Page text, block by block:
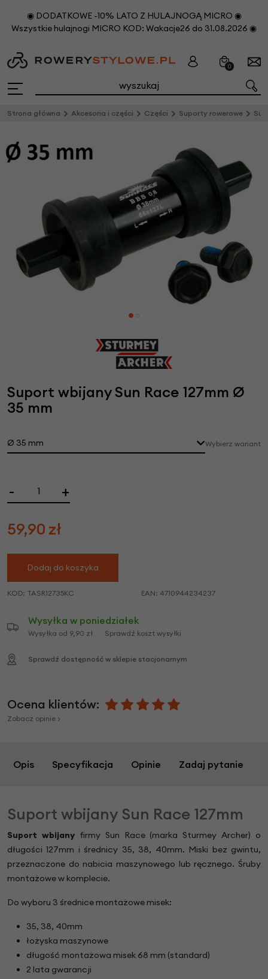
◉ DODATKOWE -10% LATO Z HULAJNOGĄ MICRO ◉
Wszystkie hulajnogi MICRO KOD: Wakacje26 do 31.08.2026 ◉
0
Strona główna Akcesoria i części Części Suporty rowerowe
Suport wbijany Sun Race 127mm Ø
35 mm
Ø 35 mm Wybierz wariant
- +
59,90 zł
Dodaj do koszyka
KOD: TASR12735KC EAN: 4710944234237
Wysyłka w poniedziałek
Wysyłka od 9,90 zł Sprawdź koszt wysyłki
Sprawdź dostępność w sklepie stacjonarnym
Ocena klientów:
Zobacz opinie >
Opis Specyfikacja Opinie Zadaj pytanie
Suport wbijany Sun Race 127mm
Suport wbijanyfirmy Sun Race (marka Sturmey Archer) o
długości 127mm i średnicy 35, 38, 40mm. Miski bez gwintu,
przeznaczone do nabicia maszynowego lub ręcznego. Śruby
montażowe w komplecie.
Do wyboru 3 średnice montażowe misek:
35, 38, 40mm
łożyska maszynowe
długość montażowa misek 68 mm (standard)
2 lata gwarancji